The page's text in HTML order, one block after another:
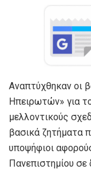
Αναπτύχθηκαν οι
Ηπειρωτών» για
μελλοντικούς
βασικά ζητήματα
υποψήφιοι
Πανεπιστημίου σε